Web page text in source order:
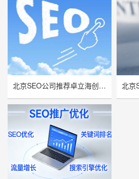
北京SEO公司推荐卓立海创，用技术实力赋能企业线上增长